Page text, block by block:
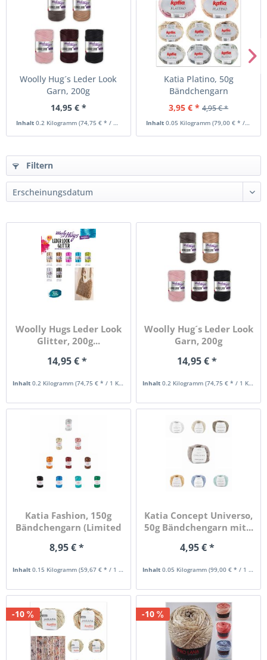
Woolly Hug´s Leder Look
Garn, 200g
Bändchengarn...
14,95 € *
Inhalt0.2 Kilogramm(74,75 € * / 1 Kilogramm)
Katia Platino, 50g
Bändchengarn
3,95 € * 4,95 € *
Inhalt0.05 Kilogramm(79,00 € * / 1 Kilogramm)
Filtern
Woolly Hugs Leder Look
Glitter, 200g...
14,95 € *
Inhalt0.2 Kilogramm(74,75 € * / 1 Kilogramm)
Woolly Hug´s Leder Look
Garn, 200g
14,95 € *
Inhalt0.2 Kilogramm(74,75 € * / 1 Kilogramm)
Katia Fashion, 150g
Bändchengarn (Limited
8,95 € *
Inhalt0.15 Kilogramm(59,67 € * / 1 Kilogramm)
Katia Concept Universo,
50g Bändchengarn mit...
4,95 € *
Inhalt0.05 Kilogramm(99,00 € * / 1 Kilogramm)
-10 -10